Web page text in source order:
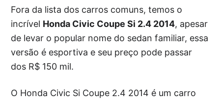
Fora da lista dos carros comuns, temos o
incrível Honda Civic Coupe Si 2.4 2014, apesar
de levar o popular nome do sedan familiar, essa
versão é esportiva e seu preço pode passar
dos R$ 150 mil.
O Honda Civic Si Coupe 2.4 2014 é um carro